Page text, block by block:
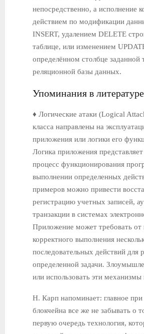
непосредственно, а исполнение
действием по модификации
INSERT, удалением DELETE
таблице, или изменением
определённом столбце заданной
реляционной базы данных.
Упоминания в литературе
♦ Логические атаки (Logical
класса направлены на
приложения или логики его
Логика приложения
процесс функционирования
выполнении определенных
примеров можно привести
регистрацию учетных записей,
транзакции в системах
Приложение может требовать от
корректного выполнения
последовательных действий для
определенной задачи.
или использовать эти механизмы
Н. Карп напоминает: главное
блокчейна все же не забывать о
первую очередь технология,